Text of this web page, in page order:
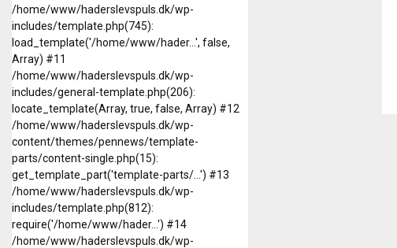
/home/www/haderslevspuls.dk/wp-
includes/template.php(745):
load_template('/home/www/hader...', false,
Array) #11
/home/www/haderslevspuls.dk/wp-
includes/general-template.php(206):
locate_template(Array, true, false, Array) #12
/home/www/haderslevspuls.dk/wp-
content/themes/pennews/template-
parts/content-single.php(15):
get_template_part('template-parts/...') #13
/home/www/haderslevspuls.dk/wp-
includes/template.php(812):
require('/home/www/hader...') #14
/home/www/haderslevspuls.dk/wp-